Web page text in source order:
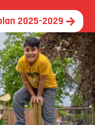
2025-2029